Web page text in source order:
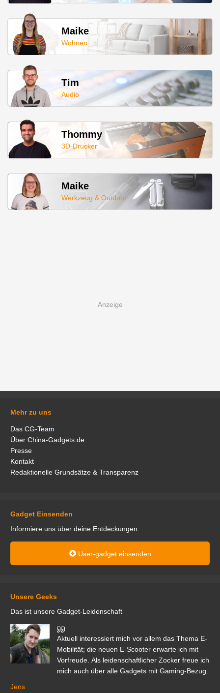
Maike
Wohnen
Tim
Audio
Thommy
3D-Drucker
Maike
Werkzeug & Outdoor
Mehr zu uns
Das CG-Team
Über China-Gadgets.de
Presse
Kontakt
Redaktionelle Grundsätze & Transparenz
Gadget Einsenden
Informiere uns über deine Entdeckungen
User-gadget einsenden
Unsere Geeks
Das ist unsere Gadget-Leidenschaft
Aktuell interessiert mich vor allem das Thema E-
Mobilität; die neuen E-Scooter erwarte ich mit
Vorfreude. Als leidenschaftlicher Zocker freue ich
mich auch über alle Gadgets mit Gaming-Bezug.
Jens